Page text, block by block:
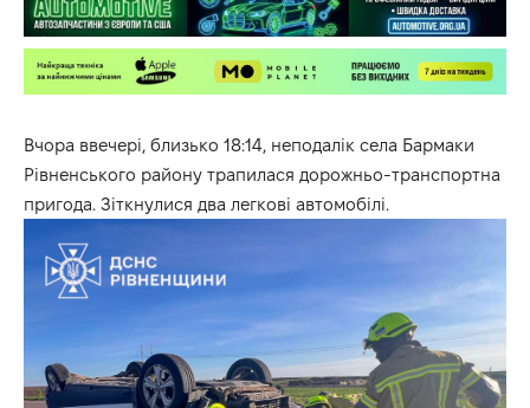
Вчора ввечері, близько 18:14, неподалік села Бармаки
Рівненського району трапилася дорожньо-транспортна
пригода. Зіткнулися два легкові автомобілі.